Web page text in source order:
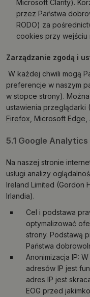
Microsoft Clarity).
przez Państwa
RODO) za
cookies przy wejściu
Zarządzanie zgodą i
W każdej chwili mogą
preferencje w naszym
w stopce strony).
ustawienia przeglądarki (
Firefox Microsoft Edge
5.1 Google Analytics
Na naszej stronie
usługi analizy
Ireland Limited (Gordon
Irlandia).
Cel i podstawa
optymalizować
strony. Podstawą
Państwa
Anonimizacja IP:
adresów IP jest
adres IP jest
EOG przed